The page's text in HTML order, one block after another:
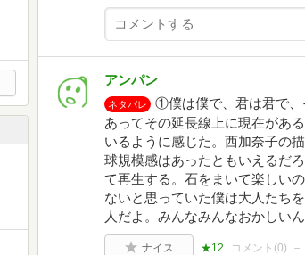
アンパン
ネタバレ
①僕は僕で、君は君で
あってその延長線上に現在があ
いるように感じた。西加奈子の
球規模感はあったともいえるだ
て再生する。石をまいて楽しい
ないと思っていた僕は大人たち
人だよ。みんなみんなおかしいん
ナイス ★12 コメント(0)